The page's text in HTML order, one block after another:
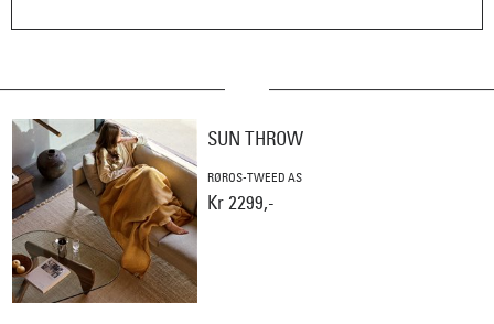
SUN THROW
RØROS-TWEED AS
Kr 2299,-